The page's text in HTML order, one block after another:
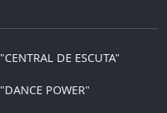
"CENTRAL DE ESCUTA"
"DANCE POWER"